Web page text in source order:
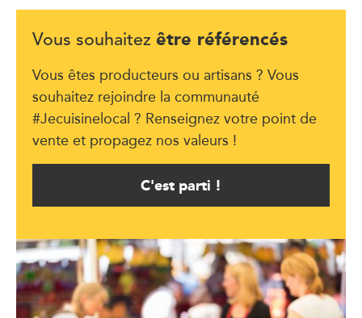
Vous souhaitez être référencés
Vous êtes producteurs ou artisans ? Vous
souhaitez rejoindre la communauté
#Jecuisinelocal ? Renseignez votre point de
vente et propagez nos valeurs !
C'est parti !